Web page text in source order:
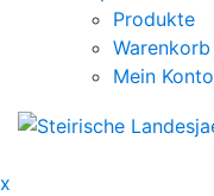
Produkte
Warenkorb
Mein Konto
x